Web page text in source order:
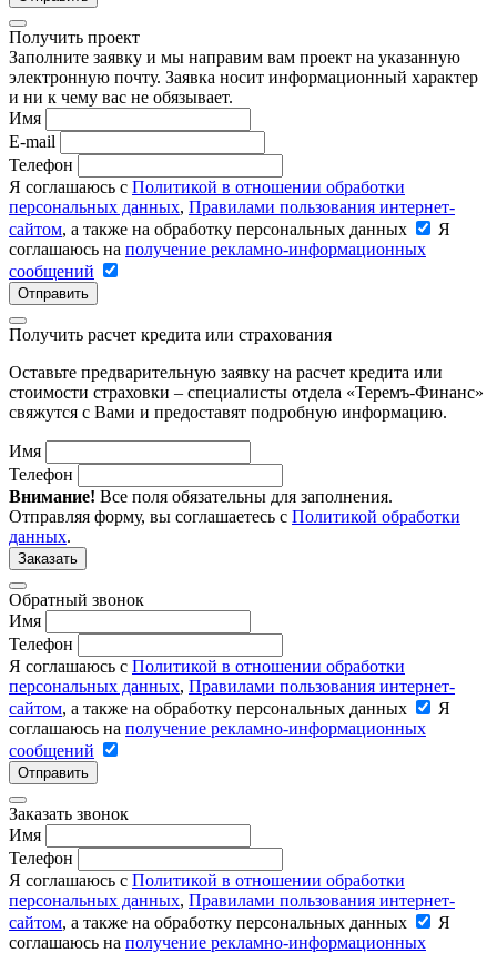
Получить проект
Заполните заявку и мы направим вам проект на указанную
электронную почту. Заявка носит информационный характер
и ни к чему вас не обязывает.
Имя
E-mail
Телефон
Я соглашаюсь с Политикой в отношении обработки
персональных данных, Правилами пользования интернет-
сайтом, а также на обработку персональных данных
Я
соглашаюсь на получение рекламно-информационных
сообщений
Отправить
Получить расчет кредита или страхования
Оставьте предварительную заявку на расчет кредита или
стоимости страховки – специалисты отдела «Теремъ-Финанс»
свяжутся с Вами и предоставят подробную информацию.
Имя
Телефон
Внимание! Все поля обязательны для заполнения.
Отправляя форму, вы соглашаетесь с Политикой обработки
данных.
Заказать
Обратный звонок
Имя
Телефон
Я соглашаюсь с Политикой в отношении обработки
персональных данных, Правилами пользования интернет-
сайтом, а также на обработку персональных данных
Я
соглашаюсь на получение рекламно-информационных
сообщений
Отправить
Заказать звонок
Имя
Телефон
Я соглашаюсь с Политикой в отношении обработки
персональных данных, Правилами пользования интернет-
сайтом, а также на обработку персональных данных
Я
соглашаюсь на получение рекламно-информационных